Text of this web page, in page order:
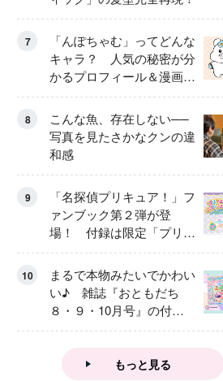
7
「んぽちゃむ」ってどんな
キャラ？ 人気の秘密が分
かるプロフィール＆漫画ま
とめ
8
こんな魚、存在しない──
写真を見たさかなクンの違
和感
9
「名探偵プリキュア！」フ
ァンブック第２弾が登
場！ 付録は限定「プリキ
ュアマコトジュエル キュ
アアルカナ・シャドウ ア
イスver.」 キュアエクレ
ールを大特集！
10
まるで本物みたいでかわい
い♪ 雑誌『おともだち
８・９・10月号』の付録
は『サーティワン アイス
もっと見る